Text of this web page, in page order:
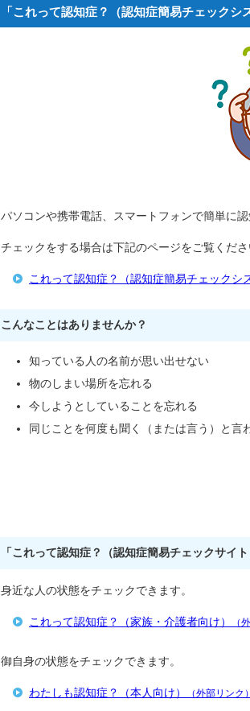
「これって認知症？（認知症簡易チェックシ
パソコンや携帯電話、スマートフォンで簡単に
チェックをする場合は下記のページをご覧くださ
これって認知症？（認知症簡易チェックシ
こんなことはありませんか？
知っている人の名前が思い出せない
物のしまい場所を忘れる
今しようとしていることを忘れる
同じことを何度も聞く（または言う）と言
「これって認知症？（認知症簡易チェックサイ
身近な人の状態をチェックできます。
これって認知症？（家族・介護者向け） （
御自身の状態をチェックできます。
わたしも認知症？（本人向け） （外部リンク）